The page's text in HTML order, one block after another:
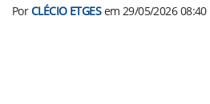
PorCLÉCIO ETGESem 29/05/2026 08:40